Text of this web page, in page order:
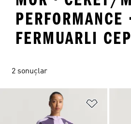
PERFORMANCE
FERMUARLI CEP
2 sonuçlar
Favori